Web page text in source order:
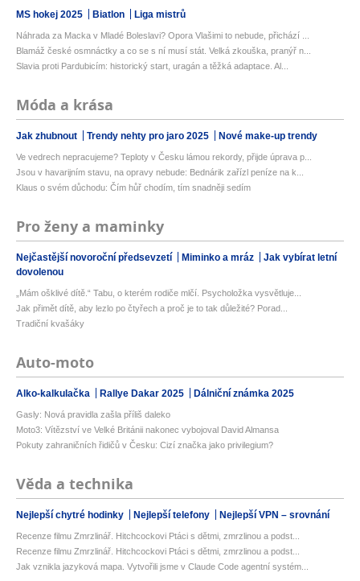
MS hokej 2025 Biatlon Liga mistrů
Náhrada za Macka v Mladé Boleslavi? Opora Vlašimi to nebude, přichází ...
Blamáž české osmnáctky a co se s ní musí stát. Velká zkouška, pranýř n...
Slavia proti Pardubicím: historický start, uragán a těžká adaptace. Al...
Móda a krása
Jak zhubnout Trendy nehty pro jaro 2025 Nové make-up trendy
Ve vedrech nepracujeme? Teploty v Česku lámou rekordy, přijde úprava p...
Jsou v havarijním stavu, na opravy nebude: Bednárik zařízl peníze na k...
Klaus o svém důchodu: Čím hůř chodím, tím snadněji sedím
Pro ženy a maminky
Nejčastější novoroční předsevzetí Miminko a mráz
Jak vybírat letní
dovolenou
„Mám ošklivé dítě.“ Tabu, o kterém rodiče mlčí. Psycholožka vysvětluje...
Jak přimět dítě, aby lezlo po čtyřech a proč je to tak důležité? Porad...
Tradiční kvašáky
Auto-moto
Alko-kalkulačka Rallye Dakar 2025 Dálniční známka 2025
Gasly: Nová pravidla zašla příliš daleko
Moto3: Vítězství ve Velké Británii nakonec vybojoval David Almansa
Pokuty zahraničních řidičů v Česku: Cizí značka jako privilegium?
Věda a technika
Nejlepší chytré hodinky Nejlepší telefony Nejlepší VPN – srovnání
Recenze filmu Zmrzlinář. Hitchcockovi Ptáci s dětmi, zmrzlinou a podst...
Recenze filmu Zmrzlinář. Hitchcockovi Ptáci s dětmi, zmrzlinou a podst...
Jak vznikla jazyková mapa. Vytvořili jsme v Claude Code agentní systém...